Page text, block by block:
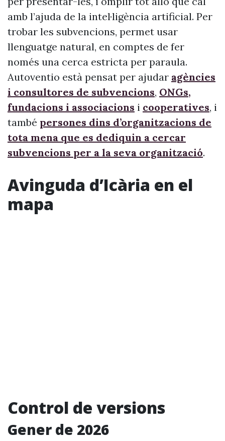
amb l’ajuda de la intel·ligència artificial. Per
trobar les subvencions, permet usar
llenguatge natural, en comptes de fer
només una cerca estricta per paraula.
Autoventio està pensat per ajudar agències
i consultores de subvencions, ONGs,
fundacions i associacions i cooperatives, i
també persones dins d’organitzacions de
tota mena que es dediquin a cercar
subvencions per a la seva organització.
Avinguda d’Icària en el
mapa
Control de versions
Gener de 2026